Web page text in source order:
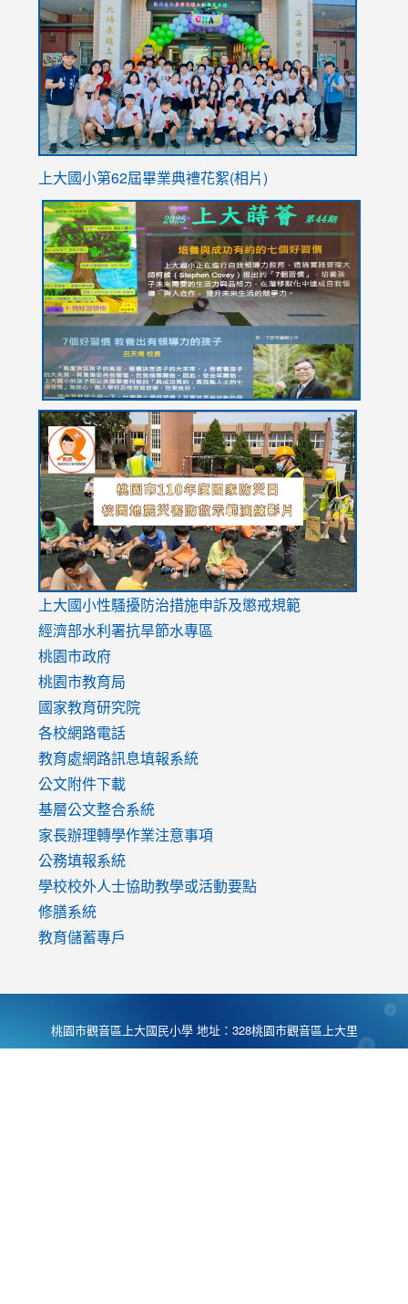
上大國小第62屆畢業典禮花絮(相片)
link
to
https://drive.google.com/file/d/1I-
YfDQppRvyMk686kIw6SBbssEIZ6WnT/view?
usp=sharing
link
to
https://sites.google.com/stes.tyc.edu.tw/
link
to
https://drive.google.com/file/d/
usp=sharing
link
to
https://www.youtube.com/watch?
v=mfpNykQ0g4M
上大國小性騷擾防治措施申訴及懲戒規範
經濟部水利署抗旱節水專區
桃園市政府
桃園市教育局
國家教育研究院
各校網路電話
教育處網路訊息填報系統
公文附件下載
基層公文整合系統
家長辦理轉學作業注意事項
公務填報系統
學校校外人士協助教學或活動要點
修膳系統
教育儲蓄專戶
桃園市觀音區上大國民小學 地址：328桃園市觀音區上大里